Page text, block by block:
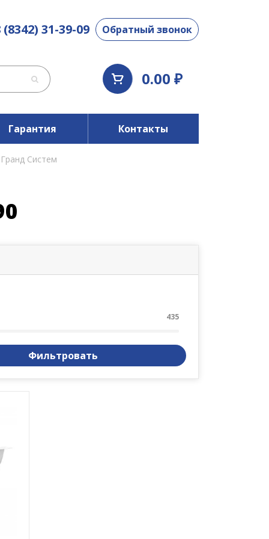
(8342) 31-39-09 Обратный звонок
0.00 ₽
Гарантия Контакты
Систем
435
Фильтровать